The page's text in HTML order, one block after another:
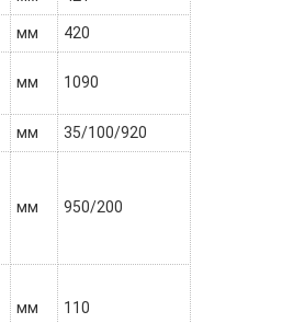
мм 420
мм 1090
мм 35/100/920
мм 950/200
мм 110